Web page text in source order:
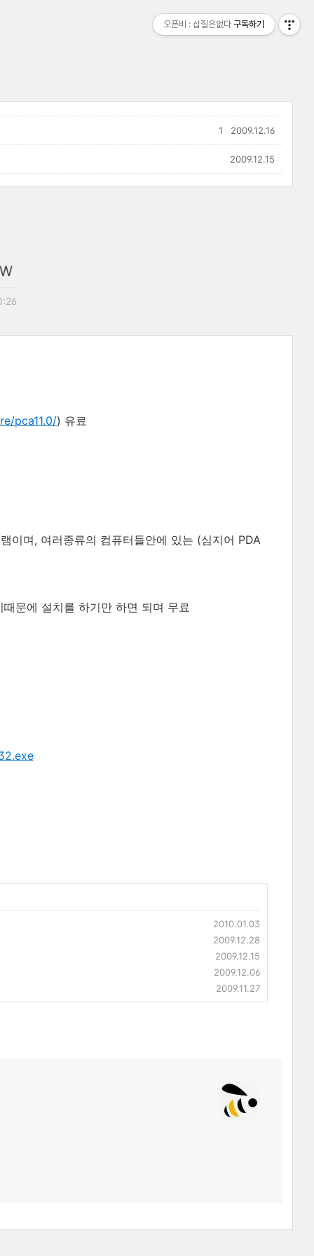
2009.12.16
1
2009.12.15
pca11.0/) 유료
이며, 여러종류의 컴퓨터들안에 있는 (심지어 PDA
문에 설치를 하기만 하면 되며 무료
2010.01.03
2009.12.28
2009.12.15
2009.12.06
2009.11.27
오픈비 : 삽질은없다 구독하기